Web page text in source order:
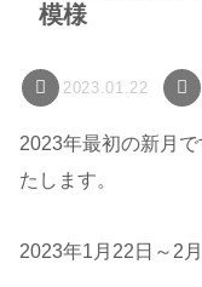
模様
2023.01.22
2023年最初の新月
たします。
2023年1月22日～2